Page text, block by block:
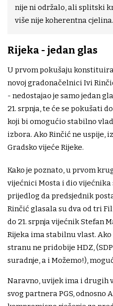
nije ni održalo, ali splitski
više nije koherentna cjelina.
Rijeka - jedan glas
U prvom pokušaju
novoj gradonačelnici Ivi
- nedostajao je samo jedan
21. srpnja, te će se pokušati
koji bi omogućio stabilno
izbora. Ako Rinčić ne uspije,
Gradsko vijeće Rijeke.
Kako je poznato, u prvom
vijećnici Mosta i dio
prijedlog da predsjednik
Rinčić glasala su dva od tri
do 21. srpnja vijećnik Stefan
Rijeka ima stabilnu vlast. Ako
stranu ne pridobije HDZ,
suradnje, a i Možemo!),
Naravno, uvijek ima i drugih
svog partnera PGS, odnosno